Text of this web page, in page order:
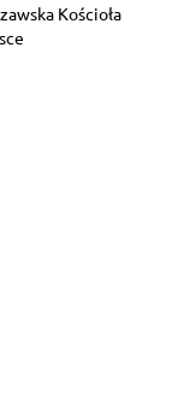
Kościoła